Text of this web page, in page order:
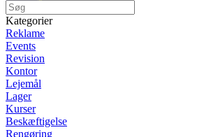
Kategorier
Reklame
Events
Revision
Kontor
Lejemål
Lager
Kurser
Beskæftigelse
Rengøring